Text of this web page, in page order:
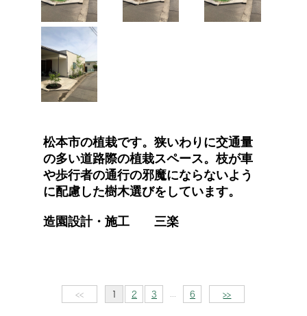
松本市の植栽です。狭いわりに交通量
の多い道路際の植栽スペース。枝が車
や歩行者の通行の邪魔にならないよう
に配慮した樹木選びをしています。
造園設計・施工 三楽
<< 2 3 6 >>